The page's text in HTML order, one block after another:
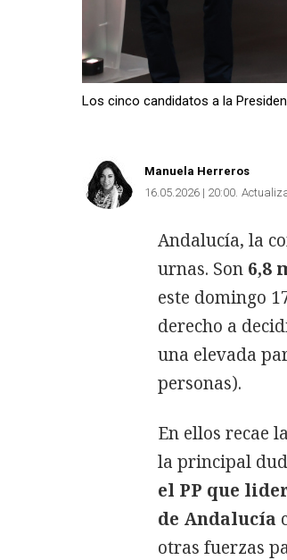
Los cinco candidatos a la
Manuela Herreros
16.05.2026 | 20:00
Andalucía, la
urnas. Son 6,8
este domingo
derecho a
una elevada
personas).
En ellos recae
la principal
el PP que
de Andalucía
otras fuerzas